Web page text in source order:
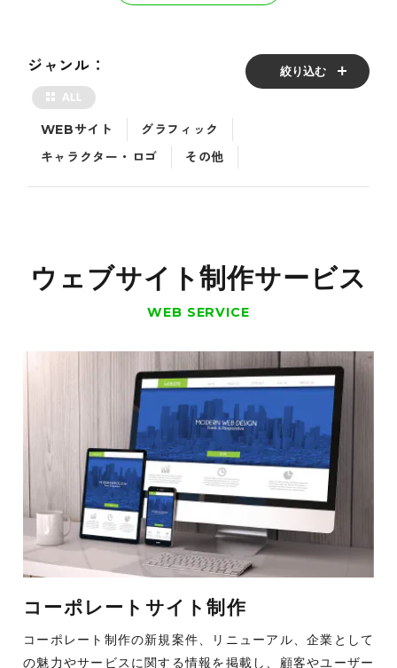
絞り込む
ジャンル：
WEBサイト
グラフィック
キャラクター・ロゴ
その他
ウェブサイト制作サービス
WEB SERVICE
コーポレートサイト制作
コーポレート制作の新規案件、リニューアル、企業として
の魅力やサービスに関する情報を掲載し、顧客やユーザー